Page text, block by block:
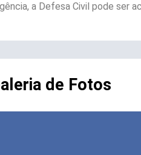
a Defesa Civil pode ser
de Fotos